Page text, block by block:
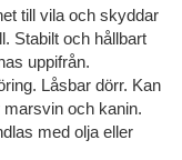
till vila och skyddar
Stabilt och hållbart
uppifrån.
Låsbar dörr. Kan
och kanin.
med olja eller